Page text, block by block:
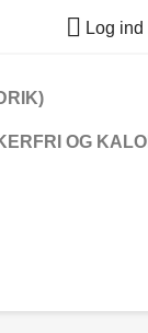
 Log ind
OG